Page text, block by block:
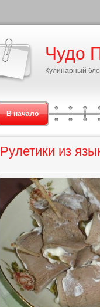
Чудо
Кулинарный
В начало
Рулетики из